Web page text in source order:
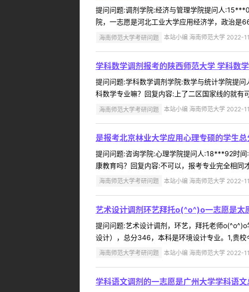
提问问题:调剂学院:经济与管理学院提问人
院，一志愿是河北工业大学应用经济学，政治
海南师范大学考研问题 本站小编 海南师范大学 2022-
学科数学调剂报考的陕西师范大学 学科数
提问问题:学科数学调剂学院:数学与统计学院提
科数学专业嘛？回复内容:上了二区国家线的就有
海南师范大学考研问题 本站小编 海南师范大学 2022-
是报考北京林业大学应用心理专硕的学生
提问问题:咨询学院:心理学院提问人:18***92时
康教育吗？回复内容:不可以，报考专业完全相同
海南师范大学考研问题 本站小编 海南师范大学 2022-
艺术设计调剂环艺拜托o(^o^)o一志愿是太
提问问题:艺术设计调剂，环艺，拜托老师
设计），总分346，本科是环境设计专业。1,贵
海南师范大学考研问题 本站小编 海南师范大学 2022-
学科语文调剂的一志愿是广州大学学科语